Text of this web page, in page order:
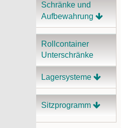
Schränke und
Aufbewahrung
Rollcontainer
Unterschränke
Lagersysteme
Sitzprogramm